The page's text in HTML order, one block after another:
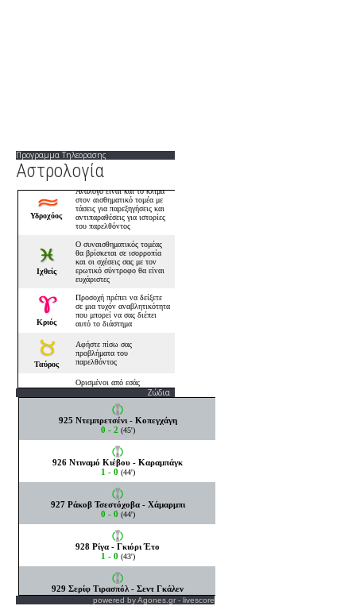
Προγραμμα Τηλεορασης
Αστρολογία
Ζώδια
powered byAgones.gr - livescore